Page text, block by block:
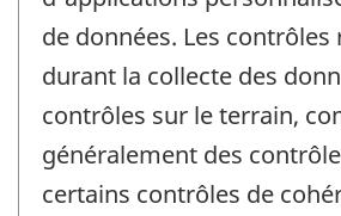
de données. Les contrôles
durant la collecte des
contrôles sur le terrain,
généralement des
certains contrôles de